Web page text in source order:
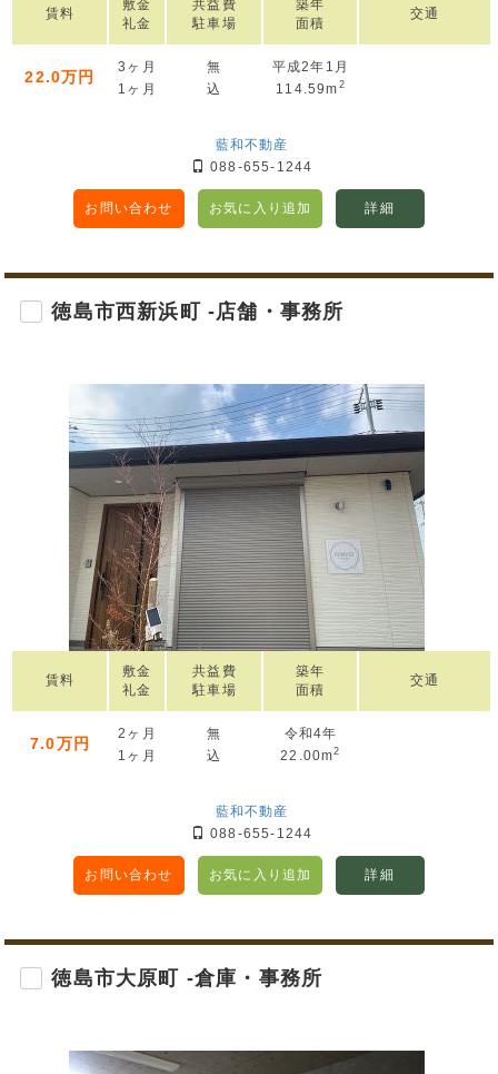
賃料
敷金
礼金
共益費
駐車場
築年
面積
交通
22.0万円
3ヶ月
1ヶ月
無
込
平成2年1月
114.59m 2
藍和不動産
088-655-1244
お問い合わせ お気に入り追加 詳細
徳島市西新浜町 -店舗・事務所
賃料
敷金
礼金
共益費
駐車場
築年
面積
交通
7.0万円
2ヶ月
1ヶ月
無
込
令和4年
22.00m2
藍和不動産
088-655-1244
お問い合わせ お気に入り追加 詳細
徳島市大原町 -倉庫・事務所